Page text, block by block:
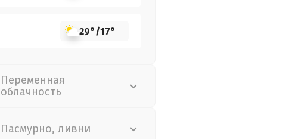
29°/17°
Переменная
облачность
Пасмурно, ливни